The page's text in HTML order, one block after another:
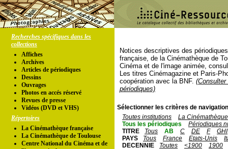
Recherches spécifiques dans les
collections
Affiches
Archives
Articles de périodiques
Dessins
Ouvrages
Photos en accés réservé
Revues de presse
Vidéos (DVD et VHS)
Répertoires
La Cinémathèque française
La Cinémathèque de Toulouse
Centre National du Cinéma et de
Notices descriptives des
française, de la Cinémathèque de
Cinéma et de l'image animée,
Les titres Cinémagazine et Paris-
coopération avec la BNF.
périodiques)
Sélectionner les critères de
Toutes institutions
La
Tous les périodiques
Périodiques
TITRE
Tous AB C DE F
GHI
PAYS
Tous France Etats-Unis
DECENNIE
Toutes <1900
1900